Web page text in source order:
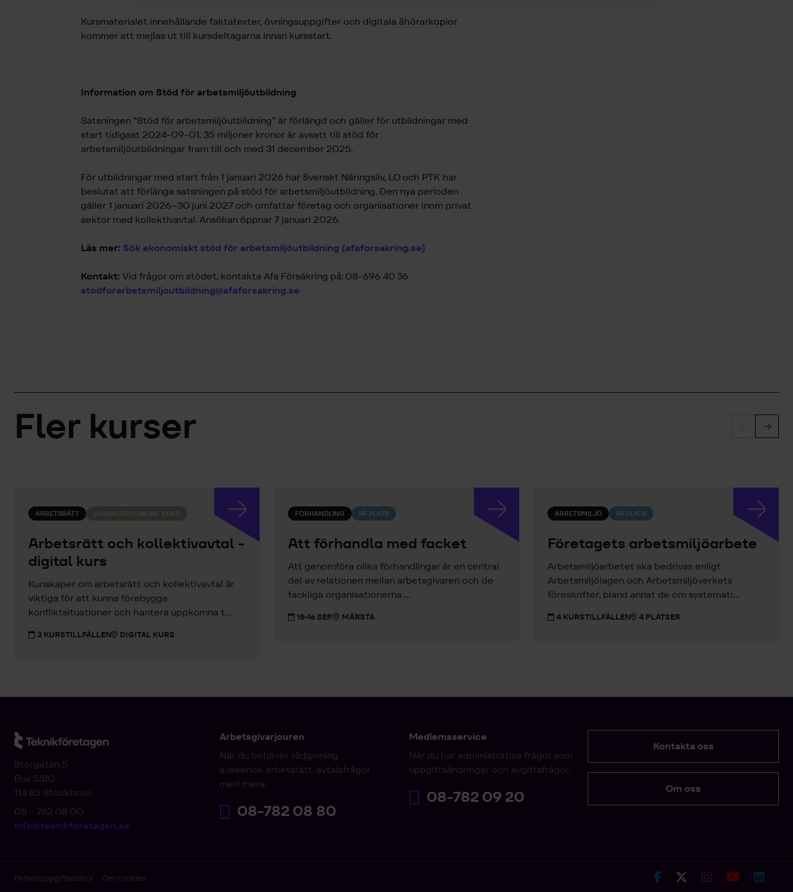
Kursmaterialet innehållande faktatexter, övningsuppgifter och digitala åhörarkopior
kommer att mejlas ut till kursdeltagarna innan kursstart.
Information om Stöd för arbetsmiljö­utbildning
Satsningen ”Stöd för arbetsmiljöutbildning” är förlängd och gäller för utbildningar med
start tidigast 2024-09-01. 35 miljoner kronor är avsatt till stöd för
arbetsmiljöutbildningar fram till och med 31 december 2025.
För utbildningar med start från 1 januari 2026 har Svenskt Näringsliv, LO och PTK har
beslutat att förlänga satsningen på stöd för arbetsmiljöutbildning. Den nya perioden
gäller 1 januari 2026–30 juni 2027 och omfattar företag och organisationer inom privat
sektor med kollektivavtal. Ansökan öppnar 7 januari 2026.
Läs mer: Sök ekonomiskt stöd för arbetsmiljöutbildning (afaforsakring.se)
Kontakt: Vid frågor om stödet, kontakta Afa Försäkring på: 08-696 40 36
stodforarbetsmiljoutbildning@afaforsakring.se
Fler kurser
ARBETSRÄTT LÄRARLEDD ONLINE KURS
Arbetsrätt och kollektivavtal -
digital kurs
Kunskaper om arbetsrätt och kollektivavtal är
viktiga för att kunna förebygga
konfliktsituationer och hantera uppkomna t...
3 KURSTILLFÄLLEN DIGITAL KURS
FÖRHANDLING PÅ PLATS
Att förhandla med facket
Att genomföra olika förhandlingar är en central
del av relationen mellan arbetsgivaren och de
fackliga organisationerna....
15-16 SEP. MÄRSTA
ARBETSMILJÖ PÅ PLATS
Företagets arbetsmiljöarbete
Arbetsmiljöarbetet ska bedrivas enligt
Arbetsmiljölagen och Arbetsmiljöverkets
föreskrifter, bland annat de om systemati...
4 KURSTILLFÄLLEN 4 PLATSER
Storgatan 5
Box 5510
114 85 Stockholm
08 - 782 08 00
info@teknikforetagen.se
Arbetsgivarjouren
När du behöver rådgivning
avseende arbetsrätt, avtalsfrågor
med mera.
08-782 08 80
Medlemsservice
När du har administrativa frågor som
uppgiftsändringar och avgiftsfrågor.
08-782 09 20
Kontakta oss
Om oss
Personuppgiftspolicy Om cookies